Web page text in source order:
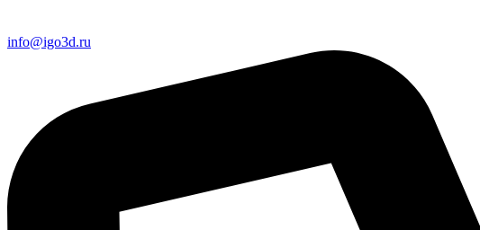
info@igo3d.ru